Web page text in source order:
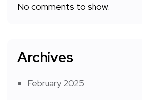
No comments to show.
Archives
February 2025